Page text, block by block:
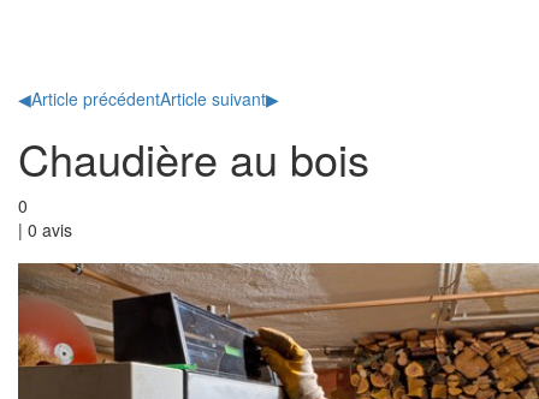
◀Article précédentArticle suivant▶
Chaudière au bois
0
| 0 avis